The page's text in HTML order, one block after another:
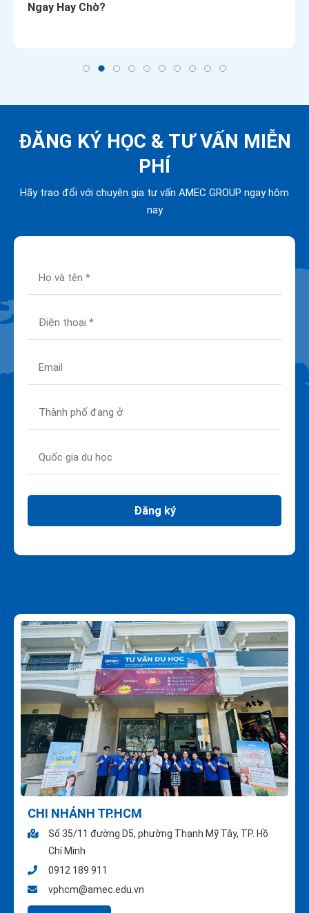
Ngay Hay Chờ?
ĐĂNG KÝ HỌC & TƯ VẤN MIỄN
PHÍ
Hãy trao đổi với chuyên gia tư vấn AMEC GROUP ngay hôm
nay
Đăng ký
CHI NHÁNH TP.HCM
Số 35/11 đường D5, phường Thạnh Mỹ Tây, TP. Hồ
Chí Minh
0912 189 911
vphcm@amec.edu.vn